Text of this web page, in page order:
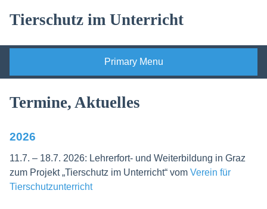
Tierschutz im Unterricht
Primary Menu
Termine, Aktuelles
2026
11.7. – 18.7. 2026: Lehrerfort- und Weiterbildung in Graz
zum Projekt „Tierschutz im Unterricht“ vom Verein für
Tierschutzunterricht